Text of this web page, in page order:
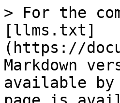
> For the
[llms.txt]
(https://
Markdown
available by